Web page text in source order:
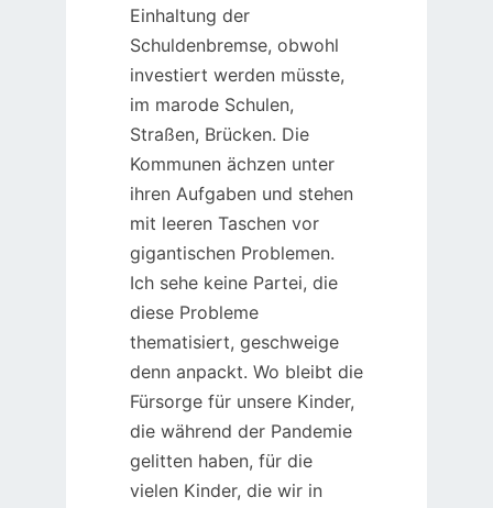
Einhaltung der
Schuldenbremse, obwohl
investiert werden müsste,
im marode Schulen,
Straßen, Brücken. Die
Kommunen ächzen unter
ihren Aufgaben und stehen
mit leeren Taschen vor
gigantischen Problemen.
Ich sehe keine Partei, die
diese Probleme
thematisiert, geschweige
denn anpackt. Wo bleibt die
Fürsorge für unsere Kinder,
die während der Pandemie
gelitten haben, für die
vielen Kinder, die wir in